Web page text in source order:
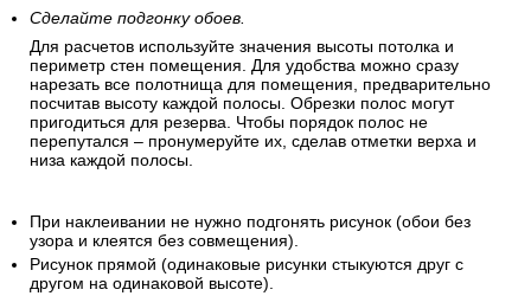
Сделайте подгонку обоев.
Для расчетов используйте значения высоты потолка и
периметр стен помещения. Для удобства можно сразу
нарезать все полотнища для помещения, предварительно
посчитав высоту каждой полосы. Обрезки полос могут
пригодиться для резерва. Чтобы порядок полос не
перепутался – пронумеруйте их, сделав отметки верха и
низа каждой полосы.
При наклеивании не нужно подгонять рисунок (обои без
узора и клеятся без совмещения).
Рисунок прямой (одинаковые рисунки стыкуются друг с
другом на одинаковой высоте).